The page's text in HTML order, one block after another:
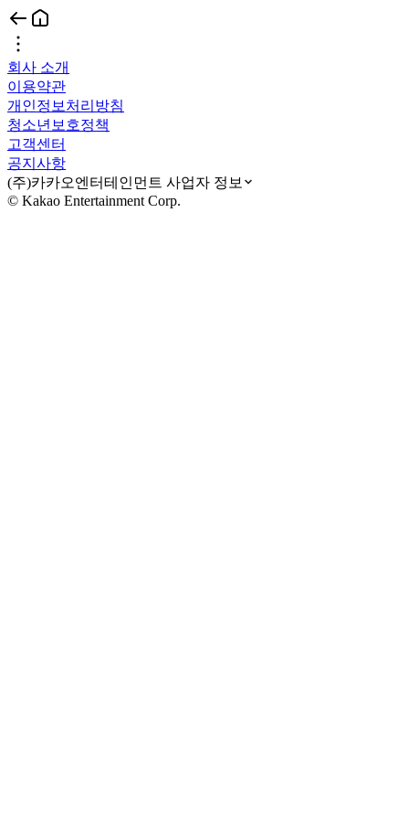
회사 소개
이용약관
개인정보처리방침
청소년보호정책
고객센터
공지사항
(주)카카오엔터테인먼트 사업자 정보
© Kakao Entertainment Corp.